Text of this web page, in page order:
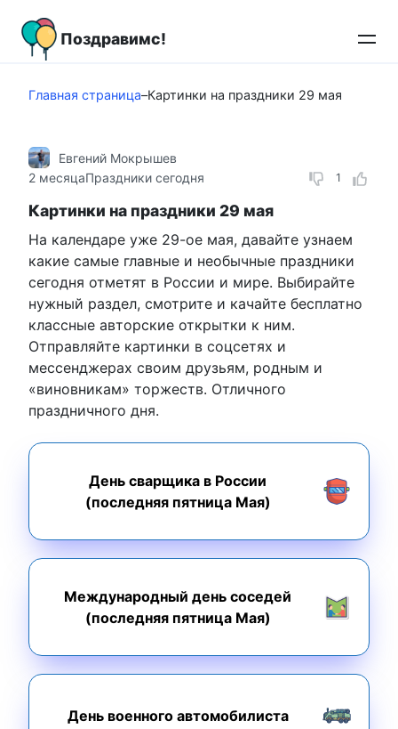
контенту
Поздравимс!
Главная страница–Картинки на праздники 29 мая
1
Евгений Мокрышев
2 месяцаПраздники сегодня
Картинки на праздники 29 мая
На календаре уже 29-ое мая, давайте узнаем
какие самые главные и необычные праздники
сегодня отметят в России и мире. Выбирайте
нужный раздел, смотрите и качайте бесплатно
классные авторские открытки к ним.
Отправляйте картинки в соцсетях и
мессенджерах своим друзьям, родным и
«виновникам» торжеств. Отличного
праздничного дня.
День сварщика в России
(последняя пятница Мая)
Международный день соседей
(последняя пятница Мая)
День военного автомобилиста